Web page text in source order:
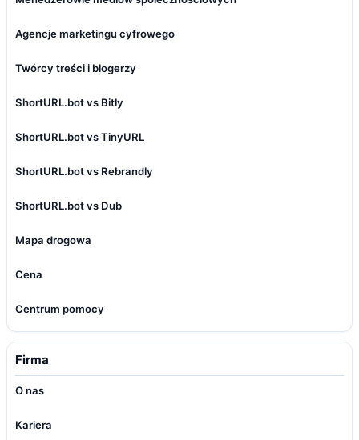
Agencje marketingu cyfrowego
Twórcy treści i blogerzy
ShortURL.bot vs Bitly
ShortURL.bot vs TinyURL
ShortURL.bot vs Rebrandly
ShortURL.bot vs Dub
Mapa drogowa
Cena
Centrum pomocy
Firma
O nas
Kariera